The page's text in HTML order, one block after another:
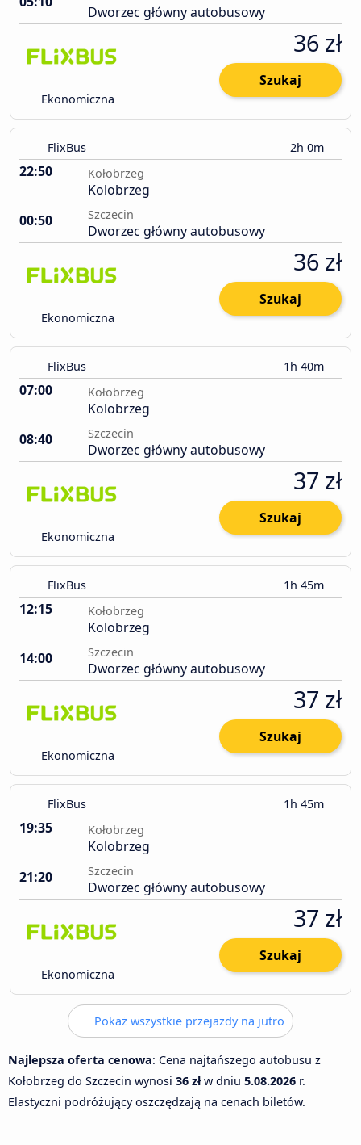
Dworzec główny autobusowy
Ekonomiczna
36 zł
Szukaj
FlixBus 2h 0m
22:50 Kołobrzeg
Kolobrzeg
00:50
Szczecin
Dworzec główny autobusowy
Ekonomiczna
36 zł
Szukaj
FlixBus 1h 40m
07:00 Kołobrzeg
Kolobrzeg
08:40
Szczecin
Dworzec główny autobusowy
Ekonomiczna
37 zł
Szukaj
FlixBus 1h 45m
12:15 Kołobrzeg
Kolobrzeg
14:00
Szczecin
Dworzec główny autobusowy
Ekonomiczna
37 zł
Szukaj
FlixBus 1h 45m
19:35 Kołobrzeg
Kolobrzeg
21:20
Szczecin
Dworzec główny autobusowy
Ekonomiczna
37 zł
Szukaj
Pokaż wszystkie przejazdy na jutro
Najlepsza oferta cenowa: Cena najtańszego autobusu z
Kołobrzeg do Szczecin wynosi 36 złw dniu 5.08.2026 r.
Elastyczni podróżujący oszczędzają na cenach biletów.